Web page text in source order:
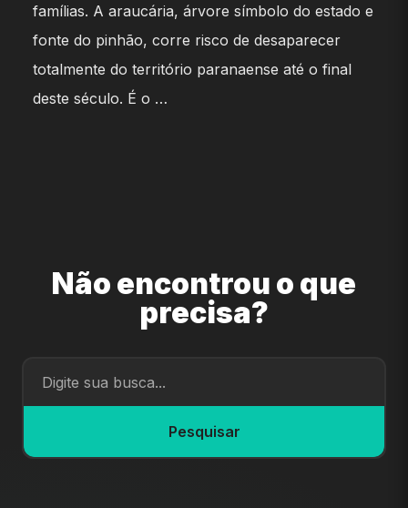
famílias. A araucária, árvore símbolo do estado e
fonte do pinhão, corre risco de desaparecer
totalmente do território paranaense até o final
deste século. É o …
Não encontrou o que
precisa?
Pesquisar